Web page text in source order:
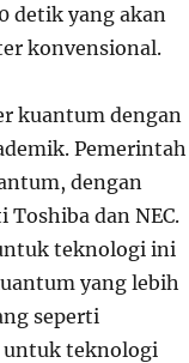
detik yang akan
konvensional.
kuantum dengan
Pemerintah
dengan
dan NEC.
teknologi ini
yang lebih
seperti
untuk teknologi